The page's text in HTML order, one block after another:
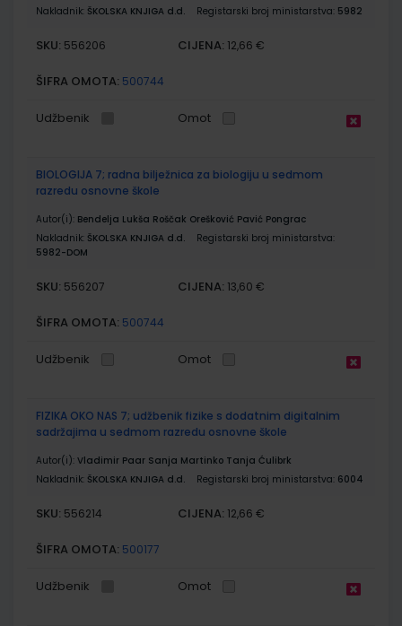
Nakladnik: ŠKOLSKA KNJIGA d.d. Registarski broj ministarstva: 5982
SKU: 556206 CIJENA: 12,66 €
ŠIFRA OMOTA: 500744
Udžbenik Omot
BIOLOGIJA 7; radna bilježnica za biologiju u sedmom
razredu osnovne škole
Autor(i): Bendelja Lukša Roščak Orešković Pavić Pongrac
Nakladnik: ŠKOLSKA KNJIGA d.d.
Registarski broj ministarstva:
5982-DOM
SKU: 556207 CIJENA: 13,60 €
ŠIFRA OMOTA: 500744
Udžbenik Omot
FIZIKA OKO NAS 7; udžbenik fizike s dodatnim digitalnim
sadržajima u sedmom razredu osnovne škole
Autor(i): Vladimir Paar Sanja Martinko Tanja Ćulibrk
Nakladnik: ŠKOLSKA KNJIGA d.d. Registarski broj ministarstva: 6004
SKU: 556214 CIJENA: 12,66 €
ŠIFRA OMOTA: 500177
Udžbenik Omot